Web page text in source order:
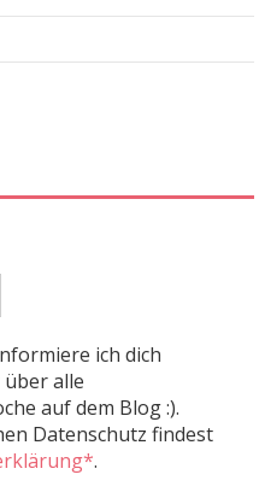
ich dich
über alle
auf dem Blog :).
Datenschutz findest
.